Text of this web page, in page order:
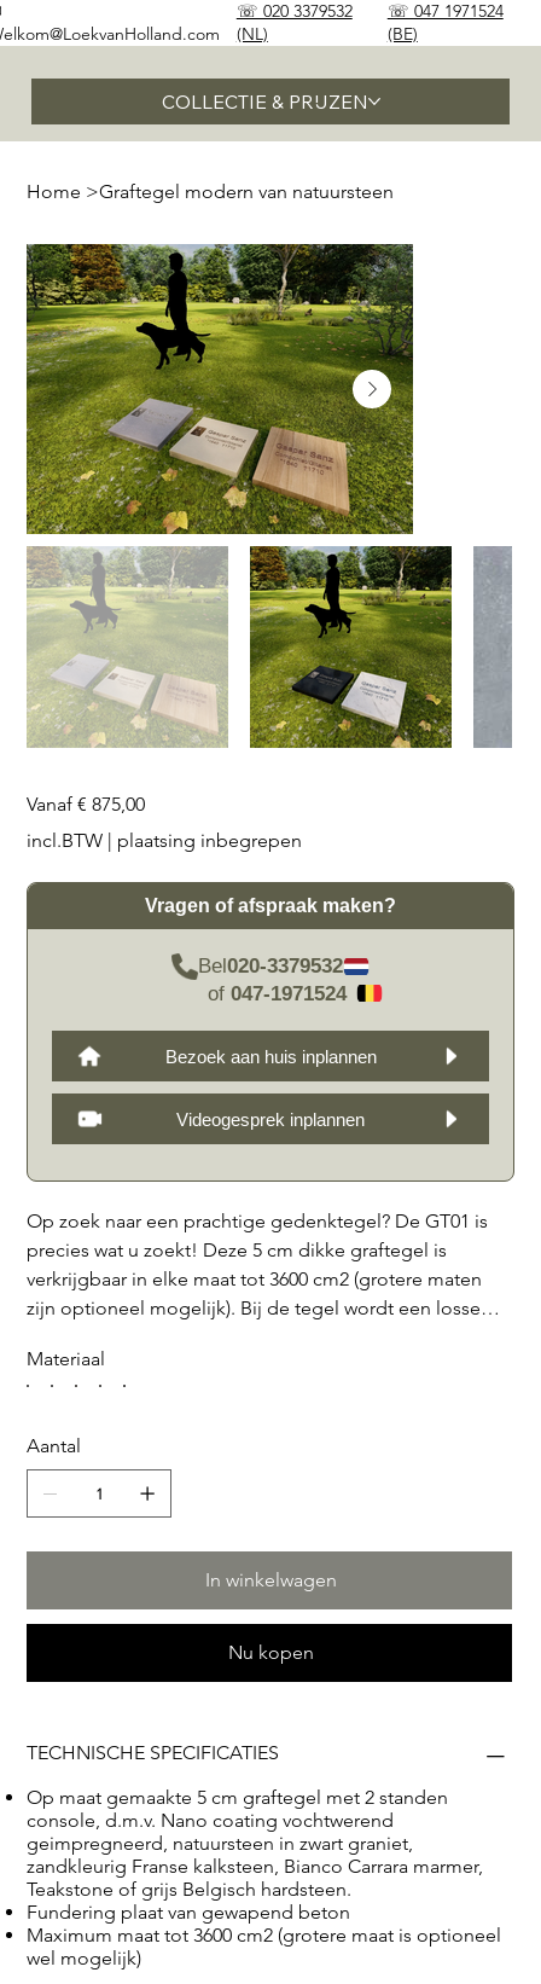
COLLECTIE & PRIJZEN
☏ 020 3379532
(NL)
☏ 047 1971524
(BE)
Home >Graftegel modern van natuursteen
Vanaf Prijs
€ 875,00
incl.BTW
plaatsing inbegrepen
Vragen of afspraak maken?
Bel020-3379532
of 047-1971524
Bezoek aan huis inplannen
Videogesprek inplannen
Op zoek naar een prachtige gedenktegel? De GT01 is
precies wat u zoekt! Deze 5 cm dikke graftegel is
verkrijgbaar in elke maat tot 3600 cm2 (grotere maten
zijn optioneel mogelijk). Bij de tegel wordt een losse
tegel in 2 verschillende standen schuin geplaatst kan
om uw dierbaren te herdenken. Bestel vandaag nog en
geef uw geliefde een waardig gedenkteken.
Verkrijgbaar in zwart graniet, Bianco Carrara, Franse
Materiaal
Aantal
In winkelwagen
Nu kopen
TECHNISCHE SPECIFICATIES
Op maat gemaakte 5 cm graftegel met 2 standen
console, d.m.v. Nano coating vochtwerend
geimpregneerd, natuursteen in zwart graniet,
zandkleurig Franse kalksteen, Bianco Carrara marmer,
Teakstone of grijs Belgisch hardsteen.
Fundering plaat van gewapend beton
Maximum maat tot 3600 cm2 (grotere maat is optioneel
wel mogelijk)